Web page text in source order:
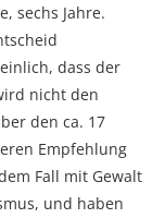
sechs Jahre.
dass der
nicht den
den ca. 17
Empfehlung
Fall mit Gewalt
und haben